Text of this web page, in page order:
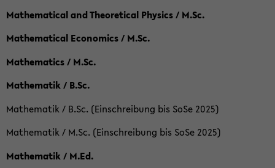
Mathematical and Theoretical Physics / M.Sc.
Mathematical Economics / M.Sc.
Mathematics / M.Sc.
Mathematik / B.Sc.
Mathematik / B.Sc. (Einschreibung bis SoSe 2025)
Mathematik / M.Sc. (Einschreibung bis SoSe 2025)
Mathematik / M.Ed.